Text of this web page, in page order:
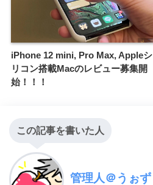
iPhone 12 mini, Pro Max, Appleシ
リコン搭載Macのレビュー募集開
始！！！
この記事を書いた人
管理人＠うぉず